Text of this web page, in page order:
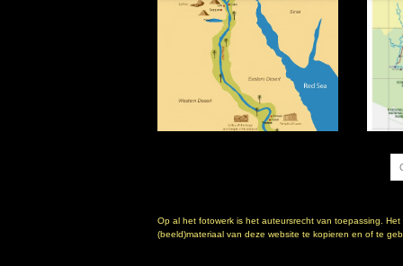
Op al het fotowerk is het auteursrecht van toepassing.
(beeld)materiaal van deze website te kopieren en of te